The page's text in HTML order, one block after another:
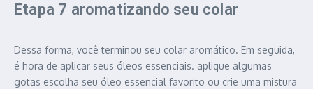
Etapa 7 aromatizando seu colar
Dessa forma, você terminou seu colar aromático. Em seguida,
é hora de aplicar seus óleos essenciais. aplique algumas
gotas escolha seu óleo essencial favorito ou crie uma mistura